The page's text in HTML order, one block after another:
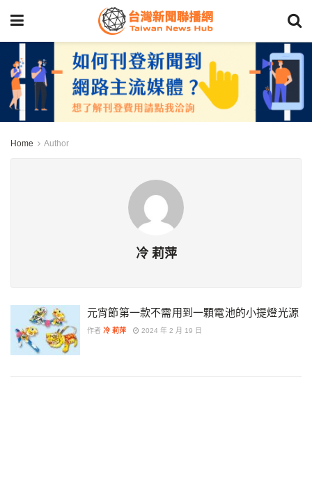
Home Author
冷 莉萍
元宵節第一款不需用到一顆電池的小提燈光源
作者 冷 莉萍 2024 年 2 月 19 日